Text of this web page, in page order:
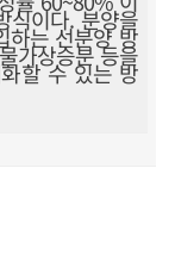
식이다. 분양을
하는 선분양 방
가상승분 등을
할 수 있는 방